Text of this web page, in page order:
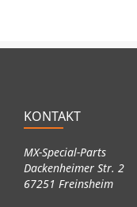
KONTAKT
MX-Special-Parts
Dackenheimer Str. 2
67251 Freinsheim